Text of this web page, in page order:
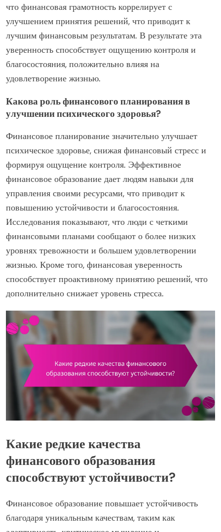
что финансовая грамотность коррелирует с
улучшением принятия решений, что приводит к
лучшим финансовым результатам. В результате эта
уверенность способствует ощущению контроля и
благосостояния, положительно влияя на
удовлетворение жизнью.
Какова роль финансового планирования в
улучшении психического здоровья?
Финансовое планирование значительно улучшает
психическое здоровье, снижая финансовый стресс и
формируя ощущение контроля. Эффективное
финансовое образование дает людям навыки для
управления своими ресурсами, что приводит к
повышению устойчивости и благосостояния.
Исследования показывают, что люди с четкими
финансовыми планами сообщают о более низких
уровнях тревожности и большем удовлетворении
жизнью. Кроме того, финансовая уверенность
способствует проактивному принятию решений, что
дополнительно снижает уровень стресса.
Какие редкие качества
финансового образования
способствуют устойчивости?
Финансовое образование повышает устойчивость
благодаря уникальным качествам, таким как